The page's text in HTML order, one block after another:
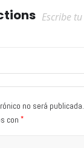
no será publicada.
con *